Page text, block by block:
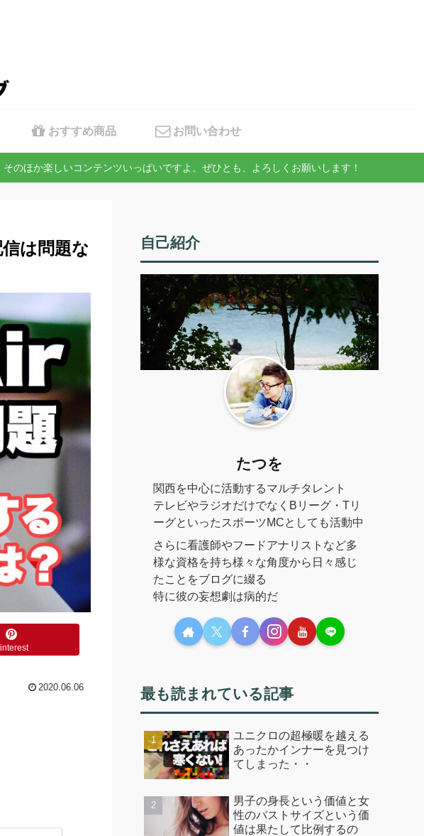
おすすめ商品 お問い合わせ
のほか楽しいコンテンツいっぱいですよ。ぜひとも、よろしくお願いします！
は問題な
2020.06.06
自己紹介
たつを
関西を中心に活動するマルチタレント
テレビやラジオだけでなくBリーグ・Tリ
ーグといったスポーツMCとしても活動中
さらに看護師やフードアナリストなど多
様な資格を持ち様々な角度から日々感じ
たことをブログに綴る
特に彼の妄想劇は病的だ
最も読まれている記事
ユニクロの超極暖を越える
あったかインナーを見つけ
てしまった・・
男子の身長という価値と女
性のバストサイズという価
値は果たして比例するの